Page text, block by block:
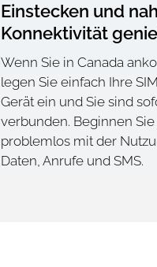
Einstecken und
Konnektivität
Wenn Sie in Canada
legen Sie einfach Ihre
Gerät ein und Sie sind
verbunden. Beginnen
problemlos mit der
Daten, Anrufe und SMS.